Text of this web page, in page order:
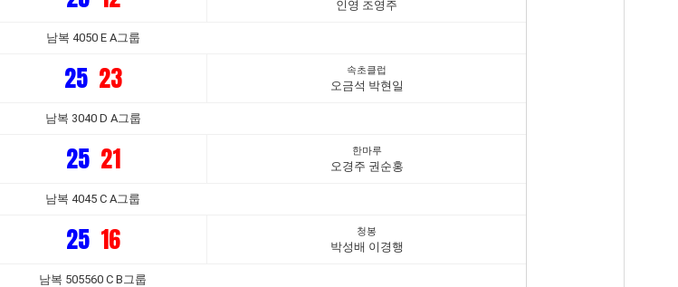
인영 조영주
남복 4050 E A그룹
25 23 속초클럽
오금석 박현일
남복 3040 D A그룹
25 21 한마루
오경주 권순홍
남복 4045 C A그룹
25 16 청봉
박성배 이경행
남복 505560 C B그룹